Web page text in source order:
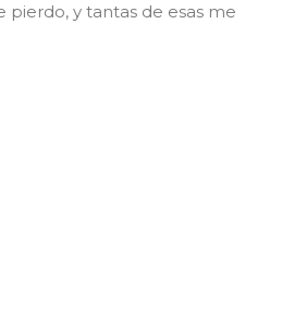
pierdo, y tantas de esas me